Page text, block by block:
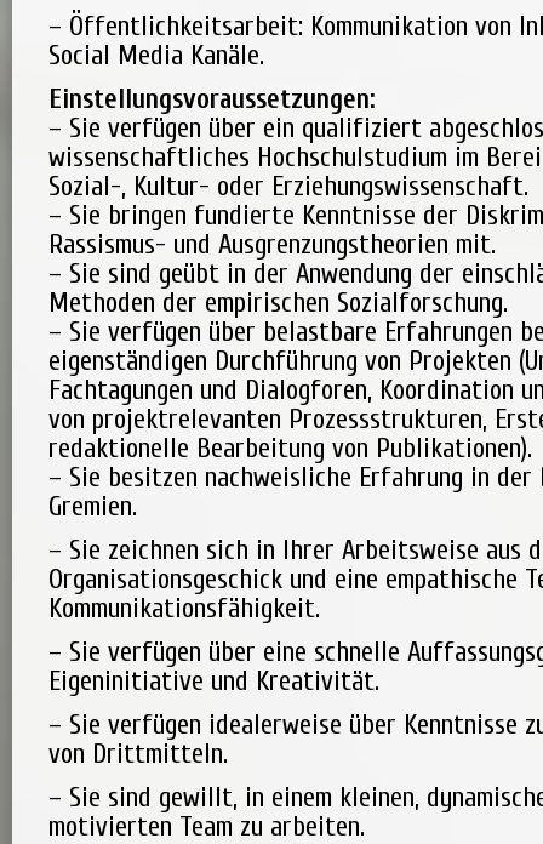
– Öffentlichkeitsarbeit: Kommunikation von
Social Media Kanäle.
Einstellungsvoraussetzungen:
– Sie verfügen über ein qualifiziert
wissenschaftliches Hochschulstudium im
Sozial-, Kultur- oder Erziehungswissenschaft.
– Sie bringen fundierte Kenntnisse der
Rassismus- und Ausgrenzungstheorien mit.
– Sie sind geübt in der Anwendung der
Methoden der empirischen Sozialforschung.
– Sie verfügen über belastbare Erfahrungen
eigenständigen Durchführung von Projekten
Fachtagungen und Dialogforen, Koordination
von projektrelevanten Prozessstrukturen,
redaktionelle Bearbeitung von Publikationen).
– Sie besitzen nachweisliche Erfahrung in der
Gremien.
– Sie zeichnen sich in Ihrer Arbeitsweise aus
Organisationsgeschick und eine empathische
Kommunikationsfähigkeit.
– Sie verfügen über eine schnelle
Eigeninitiative und Kreativität.
– Sie verfügen idealerweise über Kenntnisse
von Drittmitteln.
– Sie sind gewillt, in einem kleinen,
motivierten Team zu arbeiten.